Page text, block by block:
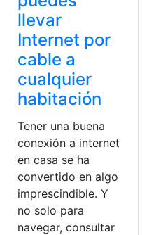
llevar
Internet por
cable a
cualquier
habitación
Tener una buena
conexión a internet
en casa se ha
convertido en algo
imprescindible. Y
no solo para
navegar, consultar